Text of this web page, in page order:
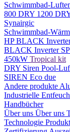
Schwimmbad-
800 DRY 1200
Synairgic
Schwimmbad-
HP BLACK
BLACK Inverter
450kW Tropical kit
DRY Siren Pool-
SIREN Eco due
Andere produkte
Industrielle
Handbücher
Über uns Über uns
Technologie